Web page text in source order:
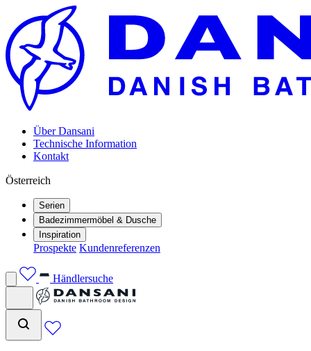
Über Dansani
Technische Information
Kontakt
Österreich
Serien
Badezimmermöbel & Dusche
Inspiration
Prospekte Kundenreferenzen
Händlersuche